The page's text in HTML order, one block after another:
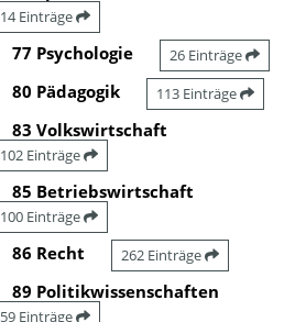
14 Einträge
77 Psychologie 26 Einträge
80 Pädagogik 113 Einträge
83 Volkswirtschaft
102 Einträge
85 Betriebswirtschaft
100 Einträge
86 Recht 262 Einträge
89 Politikwissenschaften
59 Einträge